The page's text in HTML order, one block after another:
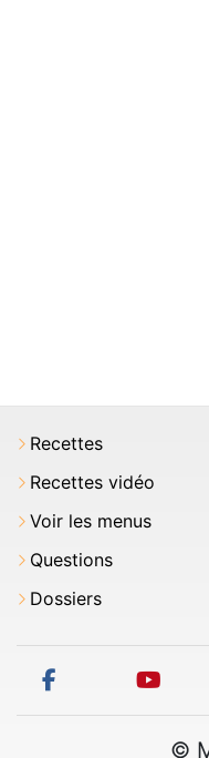
Recettes
Recettes vidéo
Voir les menus
Questions
Dossiers
facebook
©